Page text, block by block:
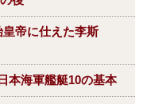
帝に仕えた李斯
本海軍艦艇10の基本